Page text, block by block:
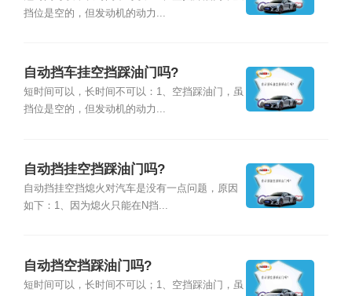
挡位是空的，但发动机的动力...
自动挡车挂空挡踩油门吗?
短时间可以，长时间不可以：1、空挡踩油门，虽
挡位是空的，但发动机的动力...
自动挡挂空挡踩油门吗?
自动挡挂空挡熄火对汽车是没有一点问题，原因
如下：1、因为熄火只能在N挡...
自动挡空挡踩油门吗?
短时间可以，长时间不可以；1、空挡踩油门，虽